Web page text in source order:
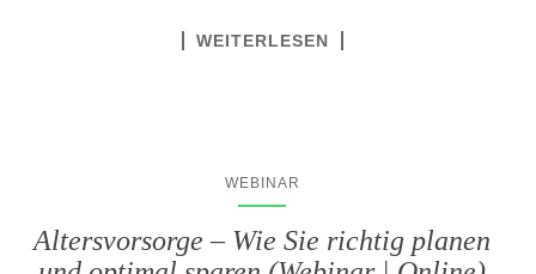
WEITERLESEN
WEBINAR
Altersvorsorge – Wie Sie richtig planen